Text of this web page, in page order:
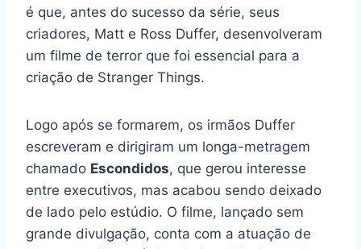
é que, antes do sucesso da série, seus
criadores, Matt e Ross Duffer, desenvolveram
um filme de terror que foi essencial para a
criação de Stranger Things.
Logo após se formarem, os irmãos Duffer
escreveram e dirigiram um longa-metragem
chamado Escondidos, que gerou interesse
entre executivos, mas acabou sendo deixado
de lado pelo estúdio. O filme, lançado sem
grande divulgação, conta com a atuação de